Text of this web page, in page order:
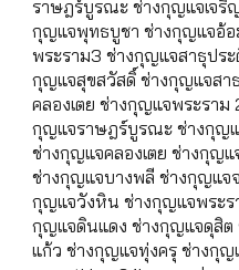
ราษฎร์บูรณะ ช่างกุญแจเจริ
กุญแจพุทธบูชา ช่างกุญแจอ้
พระราม3 ช่างกุญแจสาธุปร
กุญแจสุขสวัสดิ์ ช่างกุญแจสา
คลองเตย ช่างกุญแจพระรา
กุญแจราษฎร์บูรณะ ช่างกุญแ
ช่างกุญแจคลองเตย ช่างกุญ
ช่างกุญแจบางพลี ช่างกุญแจ
กุญแจวังหิน ช่างกุญแจพระร
กุญแจดินแดง ช่างกุญแจดุสิ
แก้ว ช่างกุญแจทุ่งครุ ช่างกุ